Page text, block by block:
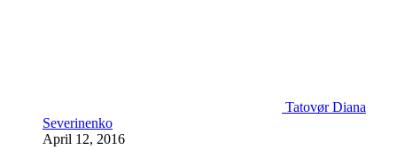
Tatovør Diana
Severinenko
April 12, 2016